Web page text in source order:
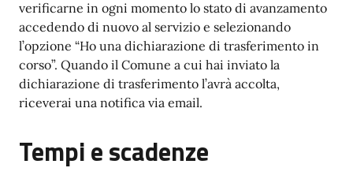
verificarne in ogni momento lo stato di avanzamento
accedendo di nuovo al servizio e selezionando
l’opzione “Ho una dichiarazione di trasferimento in
corso”. Quando il Comune a cui hai inviato la
dichiarazione di trasferimento l’avrà accolta,
riceverai una notifica via email.
Tempi e scadenze